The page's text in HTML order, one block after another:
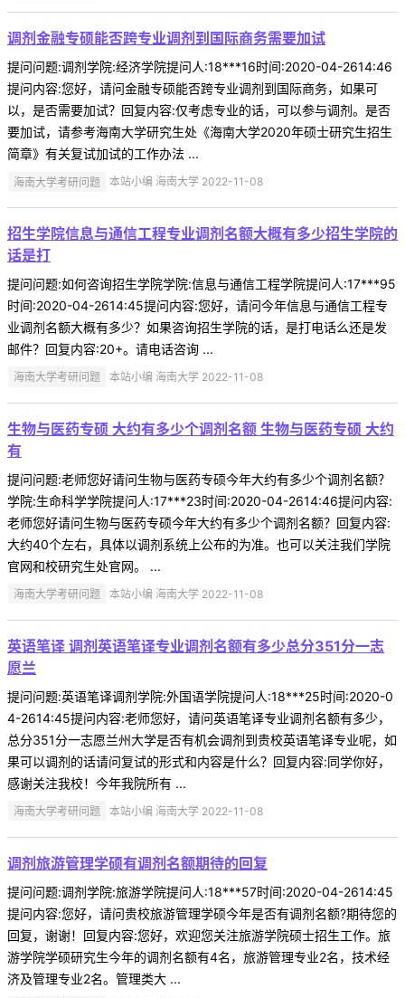
调剂金融专硕能否跨专业调剂到国际商务需要加试
提问问题:调剂学院:经济学院提问人:18***16时间:2020-04-2614:46
提问内容:您好，请问金融专硕能否跨专业调剂到国际商务，如果可
以，是否需要加试？回复内容:仅考虑专业的话，可以参与调剂。是否
要加试，请参考海南大学研究生处《海南大学2020年硕士研究生招生
简章》有关复试加试的工作办法 ...
海南大学考研问题 本站小编 海南大学 2022-11-08
招生学院信息与通信工程专业调剂名额大概有多少招生学院的
话是打
提问问题:如何咨询招生学院学院:信息与通信工程学院提问人:17***95
时间:2020-04-2614:45提问内容:您好，请问今年信息与通信工程专
业调剂名额大概有多少？如果咨询招生学院的话，是打电话么还是发
邮件？回复内容:20+。请电话咨询 ...
海南大学考研问题 本站小编 海南大学 2022-11-08
生物与医药专硕 大约有多少个调剂名额 生物与医药专硕 大约
有
提问问题:老师您好请问生物与医药专硕今年大约有多少个调剂名额？
学院:生命科学学院提问人:17***23时间:2020-04-2614:46提问内容:
老师您好请问生物与医药专硕今年大约有多少个调剂名额？回复内容:
大约40个左右，具体以调剂系统上公布的为准。也可以关注我们学院
官网和校研究生处官网。 ...
海南大学考研问题 本站小编 海南大学 2022-11-08
英语笔译 调剂英语笔译专业调剂名额有多少总分351分一志
愿兰
提问问题:英语笔译调剂学院:外国语学院提问人:18***25时间:2020-0
4-2614:45提问内容:老师您好，请问英语笔译专业调剂名额有多少，
总分351分一志愿兰州大学是否有机会调剂到贵校英语笔译专业呢，如
果可以调剂的话请问复试的形式和内容是什么？回复内容:同学你好，
感谢关注我校！今年我院所有 ...
海南大学考研问题 本站小编 海南大学 2022-11-08
调剂旅游管理学硕有调剂名额期待的回复
提问问题:调剂学院:旅游学院提问人:18***57时间:2020-04-2614:45
提问内容:您好，请问贵校旅游管理学硕今年是否有调剂名额?期待您的
回复，谢谢！回复内容:您好，欢迎您关注旅游学院硕士招生工作。旅
游学院学硕研究生今年的调剂名额有4名，旅游管理专业2名，技术经
济及管理专业2名。管理类大 ...